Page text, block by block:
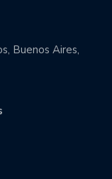
Buenos Aires,